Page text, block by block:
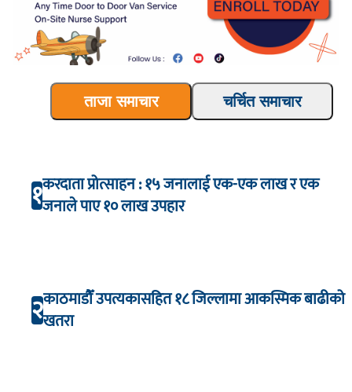
ताजा समाचार चर्चित समाचार
१करदाता प्रोत्साहन : १५ जनालाई एक-एक लाख र एक
जनाले पाए १० लाख उपहार
२काठमाडौँ उपत्यकासहित १८ जिल्लामा आकस्मिक बाढीको
खतरा